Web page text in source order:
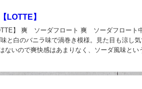
LOTTE】
】 爽 ソーダフロート 爽 ソーダフロート
と白のバニラ味で渦巻き模様。見た目も涼し
ないので爽快感はあまりなく、ソーダ風味とい
ックスされて良い感じ。爽の特...